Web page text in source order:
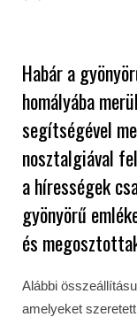
Habár a
homályába
segítségével
nosztalgiával
a hírességek
gyönyörű
és
Alábbi
amelyeket